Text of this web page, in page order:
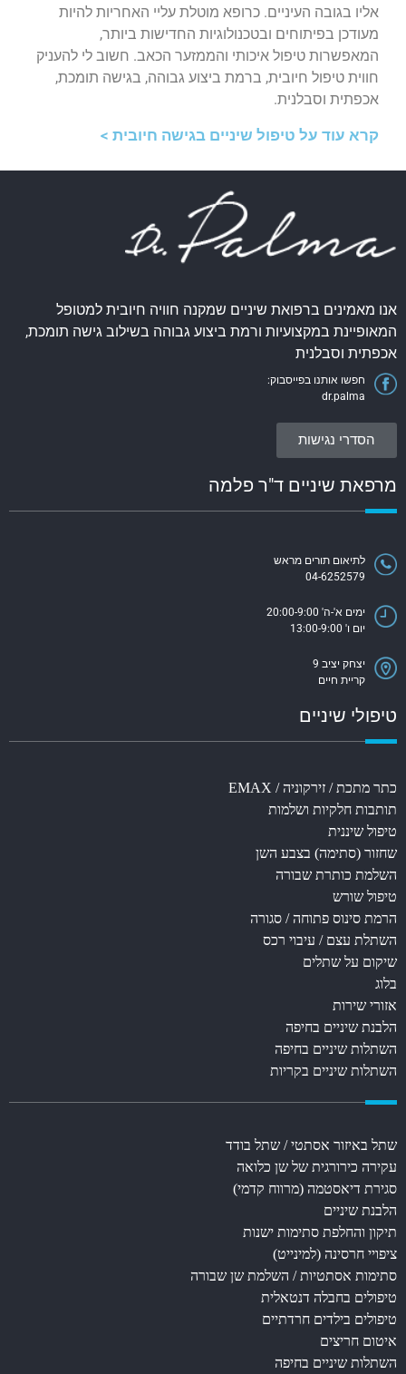
אליו בגובה העיניים. כרופא מוטלת עליי האחריות להיות
מעודכן בפיתוחים ובטכנולוגיות החדישות ביותר,
המאפשרות טיפול איכותי והממזער הכאב. חשוב לי להעניק
חווית טיפול חיובית, ברמת ביצוע גבוהה, בגישה תומכת,
אכפתית וסבלנית.
קרא עוד על טיפול שיניים בגישה חיובית >
אנו מאמינים ברפואת שיניים שמקנה חוויה חיובית למטופל
המאופיינת במקצועיות ורמת ביצוע גבוהה בשילוב גישה תומכת,
אכפתית וסבלנית
חפשו אותנו בפייסבוק:
dr.palma
הסדרי נגישות
מרפאת שיניים ד"ר פלמה
לתיאום תורים מראש
04-6252579
ימים א'-ה' 20:00-9:00
יום ו' 13:00-9:00
יצחק יציב 9
קריית חיים
טיפולי שיניים
כתר מתכת / זירקוניה / EMAX
תותבות חלקיות ושלמות
טיפול שיננית
שחזור (סתימה) בצבע השן
השלמת כותרת שבורה
טיפול שורש
הרמת סינוס פתוחה / סגורה
השתלת עצם / עיבוי רכס
שיקום על שתלים
בלוג
אזורי שירות
הלבנת שיניים בחיפה
השתלות שיניים בחיפה
השתלות שיניים בקריות
שתל באיזור אסתטי / שתל בודד
עקירה כירורגית של שן כלואה
סגירת דיאסטמה (מרווח קדמי)
הלבנת שיניים
תיקון והחלפת סתימות ישנות
ציפויי חרסינה (למינייט)
סתימות אסתטיות / השלמת שן שבורה
טיפולים בחבלה דנטאלית
טיפולים בילדים חרדתיים
איטום חריצים
השתלות שיניים בחיפה